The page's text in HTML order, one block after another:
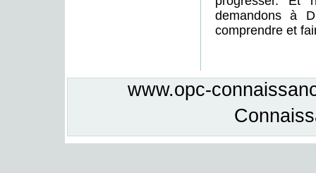
demandons à
comprendre et
www.opc-